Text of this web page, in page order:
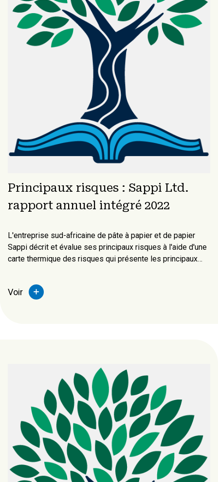
Principaux risques : Sappi Ltd.
rapport annuel intégré 2022
L'entreprise sud-africaine de pâte à papier et de papier
Sappi décrit et évalue ses principaux risques à l'aide d'une
carte thermique des risques qui présente les principaux
d'occurrence et de probabilité d'impact.
Voir